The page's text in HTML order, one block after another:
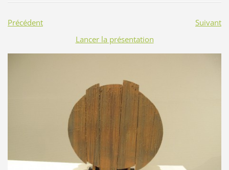
Précédent
Suivant
Lancer la présentation